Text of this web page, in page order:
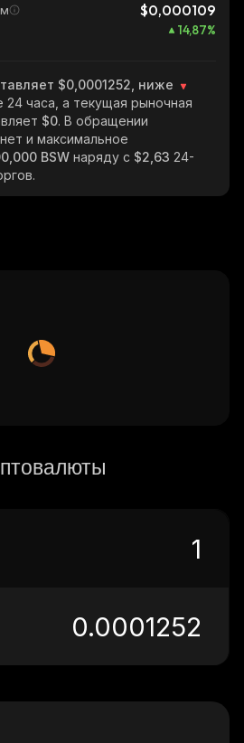
$0,000109
14,87%
$0,0001252, ниже
24 часа, а текущая рыночная
$0. В обращении
и максимальное
BSW наряду с $2,63 24-